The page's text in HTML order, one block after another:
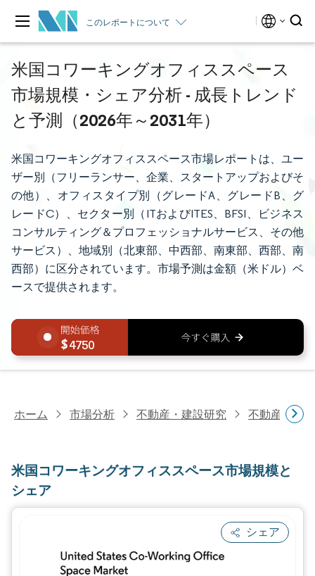
このレポートについて
米国コワーキングオフィススペース
市場規模・シェア分析 - 成長トレンド
と予測（2026年～2031年）
米国コワーキングオフィススペース市場レポートは、ユー
ザー別（フリーランサー、企業、スタートアップおよびそ
の他）、オフィスタイプ別（グレードA、グレードB、グ
レードC）、セクター別（ITおよびITES、BFSI、ビジネス
コンサルティング＆プロフェッショナルサービス、その他
サービス）、地域別（北東部、中西部、南東部、西部、南
西部）に区分されています。市場予測は金額（米ドル）ベ
ースで提供されます。
4750
ホーム 市場分析 不動産・建設研究 不動産研究
米国コワーキングオフィススペース市場規模と
シェア
シェア